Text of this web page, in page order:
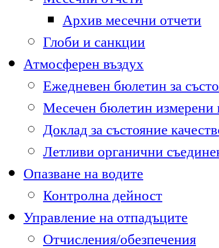
Архив месечни отчети
Глоби и санкции
Атмосферен въздух
Ежедневен бюлетин за
Месечен бюлетин
Доклад за състояние
Летливи органични
Опазване на водите
Контролна дейност
Управление на отпадъците
Отчисления/обезпечения